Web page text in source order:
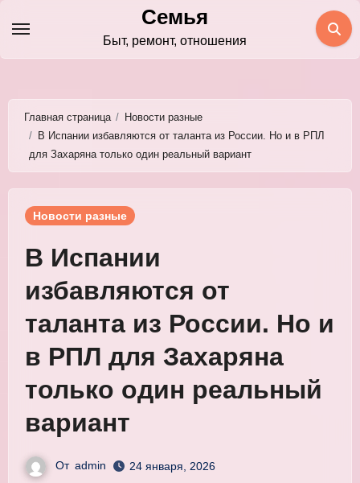
содержимому
Семья
Быт, ремонт, отношения
Главная страница
Новости разные
В Испании избавляются от таланта из России. Но и в РПЛ
для Захаряна только один реальный вариант
Новости разные
В Испании
избавляются от
таланта из России. Но и
в РПЛ для Захаряна
только один реальный
вариант
От admin 24 января, 2026